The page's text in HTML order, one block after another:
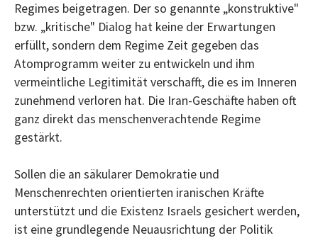
Regimes beigetragen. Der so genannte „konstruktive"
bzw. „kritische" Dialog hat keine der Erwartungen
erfüllt, sondern dem Regime Zeit gegeben das
Atomprogramm weiter zu entwickeln und ihm
vermeintliche Legitimität verschafft, die es im Inneren
zunehmend verloren hat. Die Iran-Geschäfte haben oft
ganz direkt das menschenverachtende Regime
gestärkt.
Sollen die an säkularer Demokratie und
Menschenrechten orientierten iranischen Kräfte
unterstützt und die Existenz Israels gesichert werden,
ist eine grundlegende Neuausrichtung der Politik